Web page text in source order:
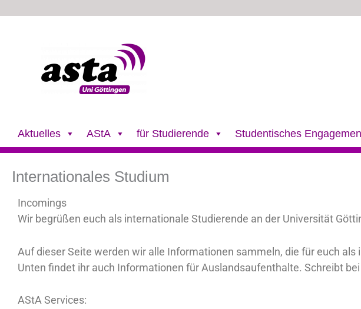
Aktuelles AStA für Studierende Studentisches
Internationales Studium
Incomings
Wir begrüßen euch als internationale Studierende an der Universität
Auf dieser Seite werden wir alle Informationen sammeln, die für euch
Unten findet ihr auch Informationen für Auslandsaufenthalte. Schreibt
AStA Services: